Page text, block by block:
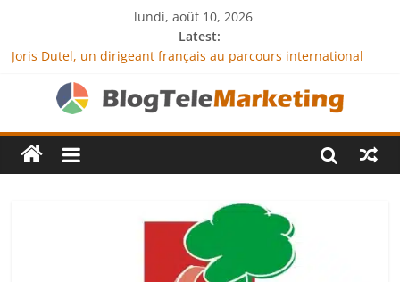
lundi, août 10, 2026
Latest:
Joris Dutel, un dirigeant français au parcours international
Agria Assurance Animaux : comment l’entreprise se
démarque-t-elle de la concurrence ?
JCA Academy : l’excellence au service de l’indépendance
financière
Denis Bouclon : la diplomatie éducative comme moteur de
Next Terra International : des solutions logistiques au service